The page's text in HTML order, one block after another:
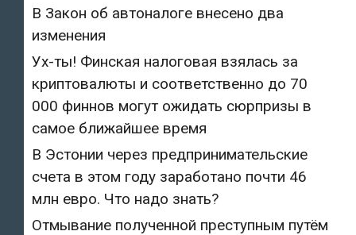
В Закон об автоналоге внесено два
изменения
Ух-ты! Финская налоговая взялась за
криптовалюты и соответственно до 70
000 финнов могут ожидать сюрпризы в
самое ближайшее время
В Эстонии через предпринимательские
счета в этом году заработано почти 46
млн евро. Что надо знать?
Отмывание полученной преступным путём